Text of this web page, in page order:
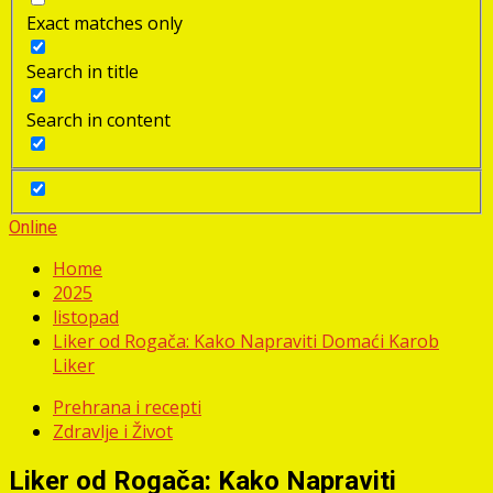
Exact matches only
Search in title
Search in content
Online
Home
2025
listopad
Liker od Rogača: Kako Napraviti Domaći Karob
Liker
Prehrana i recepti
Zdravlje i Život
Liker od Rogača: Kako Napraviti